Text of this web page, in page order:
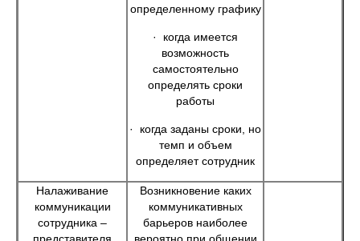
определенному графику
· когда имеется
возможность
самостоятельно
определять сроки
работы
· когда заданы сроки, но
темп и объем
определяет сотрудник
Налаживание
коммуникации
сотрудника –
Возникновение каких
коммуникативных
барьеров наиболее